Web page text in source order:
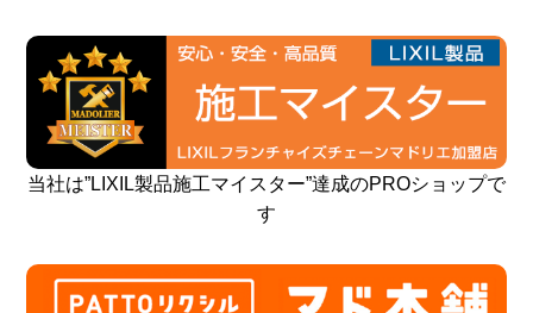
当社は”LIXIL製品施工マイスター”達成のPROショップで
す